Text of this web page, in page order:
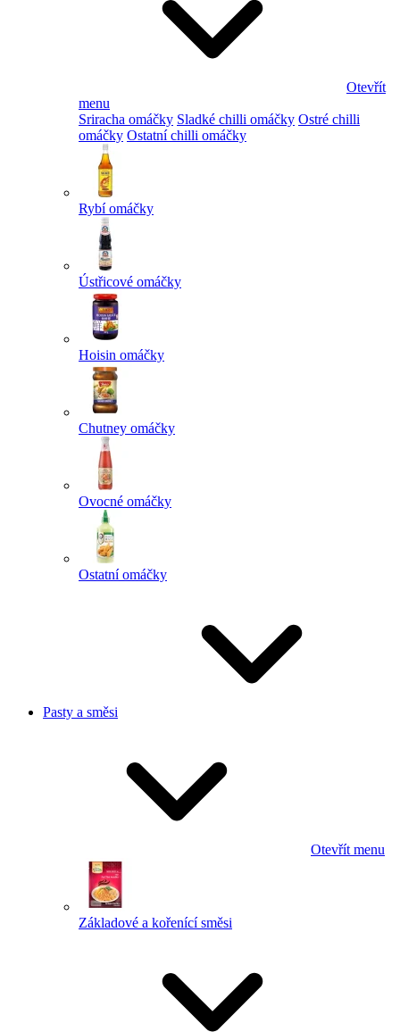
Otevřít
menu
Sriracha omáčky Sladké chilli omáčky Ostré chilli
omáčky Ostatní chilli omáčky
Rybí omáčky
Ústřicové omáčky
Hoisin omáčky
Chutney omáčky
Ovocné omáčky
Ostatní omáčky
Pasty a směsi
Otevřít menu
Základové a kořenící směsi